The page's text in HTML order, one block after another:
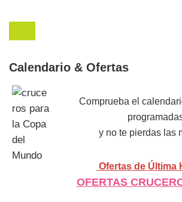
Calendario & Ofertas
Comprueba el
y no te pierdas las
Ofertas de Última
OFERTAS